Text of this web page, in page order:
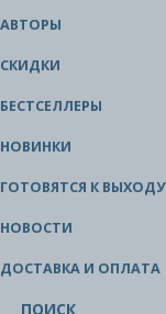
АВТОРЫ
СКИДКИ
БЕСТСЕЛЛЕРЫ
НОВИНКИ
ГОТОВЯТСЯ К ВЫХОДУ
НОВОСТИ
ДОСТАВКА И ОПЛАТА
ПОИСК